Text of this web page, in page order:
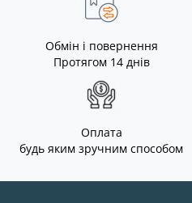
Обмін і повернення
Протягом 14 днів
Оплата
будь яким зручним способом